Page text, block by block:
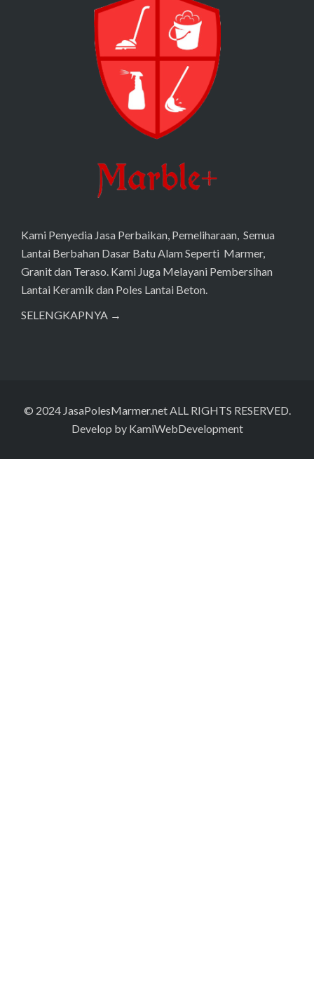
Kami Penyedia Jasa Perbaikan, Pemeliharaan, Semua
Lantai Berbahan Dasar Batu Alam Seperti Marmer,
Granit dan Teraso. Kami Juga Melayani Pembersihan
Lantai Keramik dan Poles Lantai Beton.
SELENGKAPNYA →
© 2024 JasaPolesMarmer.netALL RIGHTS RESERVED.
Develop by KamiWebDevelopment